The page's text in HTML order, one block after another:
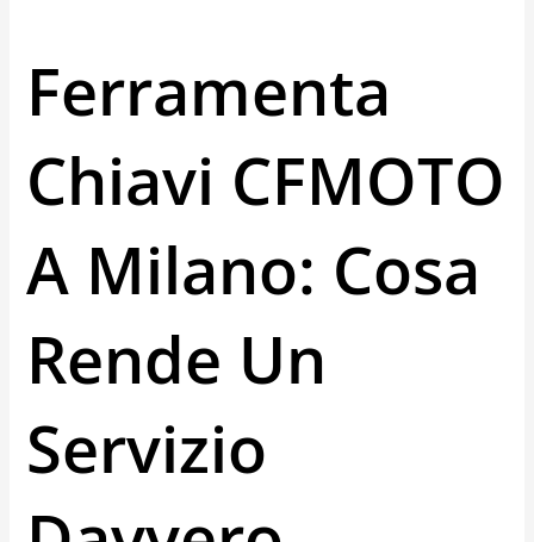
Ferramenta
Chiavi CFMOTO
A Milano: Cosa
Rende Un
Servizio